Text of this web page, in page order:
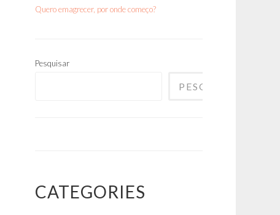
Quero emagrecer, por onde começo?
Pesquisar
PESQUISAR
CATEGORIES